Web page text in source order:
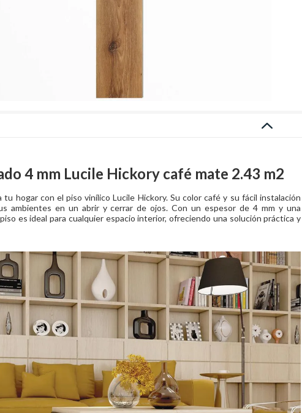
4 mm Lucile Hickory café mate 2.43 m2
hogar con el piso vinílico Lucile Hickory. Su color café y su fácil instalación
ambientes en un abrir y cerrar de ojos. Con un espesor de 4 mm y una
es ideal para cualquier espacio interior, ofreciendo una solución práctica y